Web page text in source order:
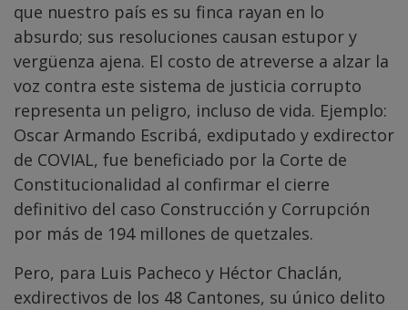
que nuestro país es su finca rayan en lo
absurdo; sus resoluciones causan estupor y
vergüenza ajena. El costo de atreverse a alzar la
voz contra este sistema de justicia corrupto
representa un peligro, incluso de vida. Ejemplo:
Oscar Armando Escribá, exdiputado y exdirector
de COVIAL, fue beneficiado por la Corte de
Constitucionalidad al confirmar el cierre
definitivo del caso Construcción y Corrupción
por más de 194 millones de quetzales.
Pero, para Luis Pacheco y Héctor Chaclán,
exdirectivos de los 48 Cantones, su único delito